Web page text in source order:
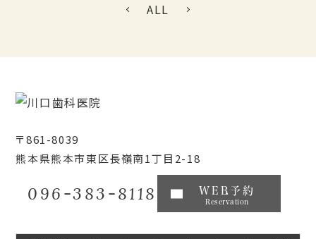
ALL
〒861-8039
熊本県熊本市東区長嶺南1丁目2-18
096-383-8118 WEB予約
Reservation